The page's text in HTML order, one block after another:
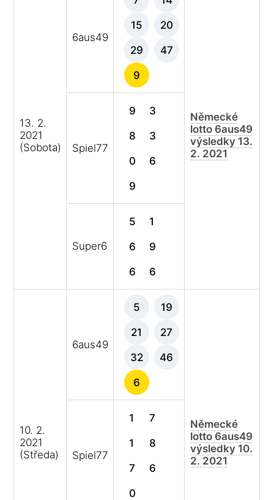
13. 2.
2021
(Sobota)
6aus49
15 20
29 47
9
Německé
lotto 6aus49
výsledky 13.
2. 2021
Spiel77
9 3
8 3
0 6
9
Super6
5 1
6 9
6 6
10. 2.
2021
(Středa)
6aus49
5 19
21 27
32 46
6
Německé
lotto 6aus49
výsledky 10.
2. 2021
Spiel77
1 7
1 8
7 6
0